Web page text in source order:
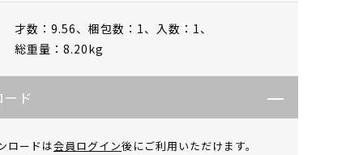
才数：9.56、 梱包数：1、 入数：1、
総重量：8.20kg
ド
ロードは会員ログイン後にご利用いただけます。